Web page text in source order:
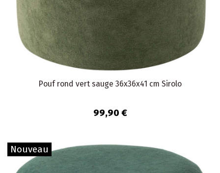
Pouf rond vert sauge 36x36x41 cm Sirolo
99,90 €
Nouveau